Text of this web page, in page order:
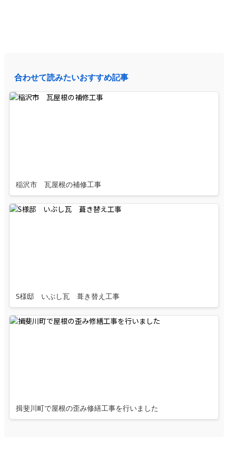
合わせて読みたいおすすめ記事
稲沢市 瓦屋根の補修工事
S様邸 いぶし瓦 葺き替え工事
揖斐川町で屋根の歪み修繕工事を行いました